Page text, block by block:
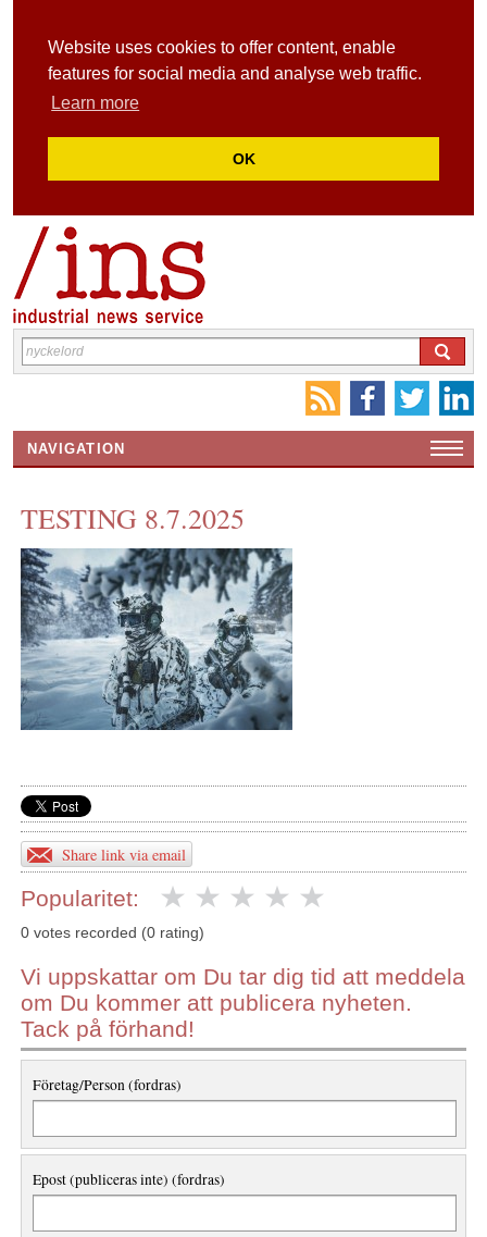
Website uses cookies to offer content, enable
features for social media and analyse web traffic.
Learn more
OK
NAVIGATION
KONTAKTA OSS
INS HEMSIDOR
OM OSS
TESTING 8.7.2025
Share link via email
Popularitet:
0 votes recorded (0 rating)
Vi uppskattar om Du tar dig tid att meddela
om Du kommer att publicera nyheten.
Tack på förhand!
Företag/Person (fordras)
Epost (publiceras inte) (fordras)